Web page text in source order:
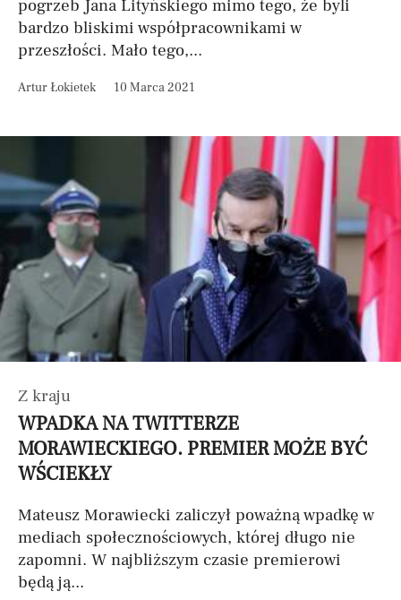
pogrzeb Jana Lityńskiego mimo tego, że byli
bardzo bliskimi współpracownikami w
przeszłości. Mało tego,...
Artur Łokietek 10 Marca 2021
Z kraju
WPADKA NA TWITTERZE
MORAWIECKIEGO. PREMIER MOŻE BYĆ
WŚCIEKŁY
Mateusz Morawiecki zaliczył poważną wpadkę w
mediach społecznościowych, której długo nie
zapomni. W najbliższym czasie premierowi
będą ją...